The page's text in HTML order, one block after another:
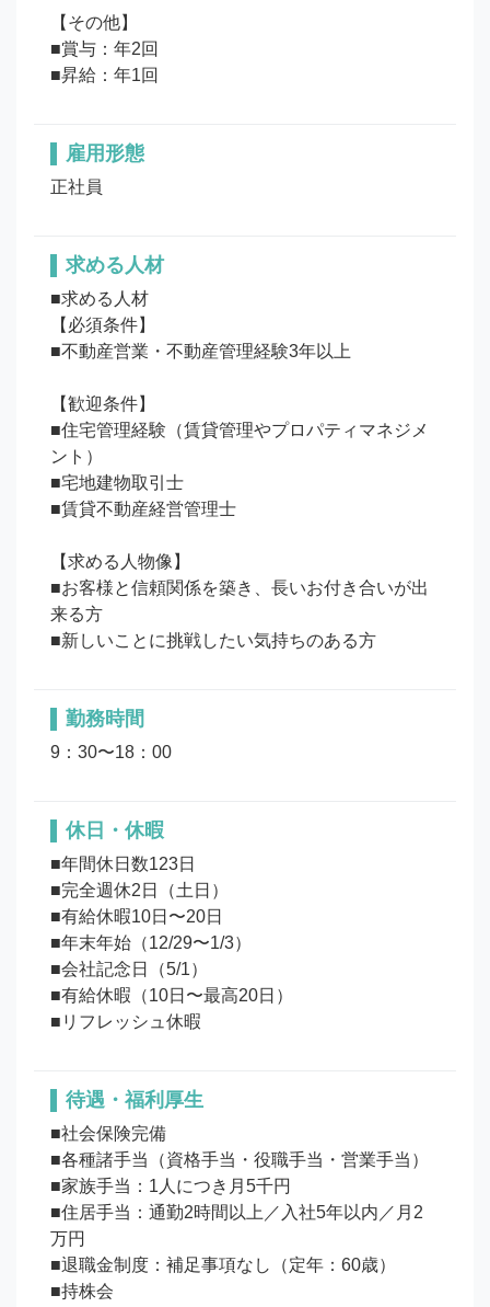
【その他】
■賞与：年2回
■昇給：年1回
雇用形態
正社員
求める人材
■求める人材
【必須条件】
■不動産営業・不動産管理経験3年以上
【歓迎条件】
■住宅管理経験（賃貸管理やプロパティマネジメ
ント）
■宅地建物取引士
■賃貸不動産経営管理士
【求める人物像】
■お客様と信頼関係を築き、長いお付き合いが出
来る方
勤務時間
9：30〜18：00
休日・休暇
■年間休日数123日
■完全週休2日（土日）
■有給休暇10日〜20日
■年末年始（12/29〜1/3）
■会社記念日（5/1）
■有給休暇（10日〜最高20日）
待遇・福利厚生
■社会保険完備
■各種諸手当（資格手当・役職手当・営業手当）
■家族手当：1人につき月5千円
■住居手当：通勤2時間以上／入社5年以内／月2
万円
■退職金制度：補足事項なし（定年：60歳）
■持株会